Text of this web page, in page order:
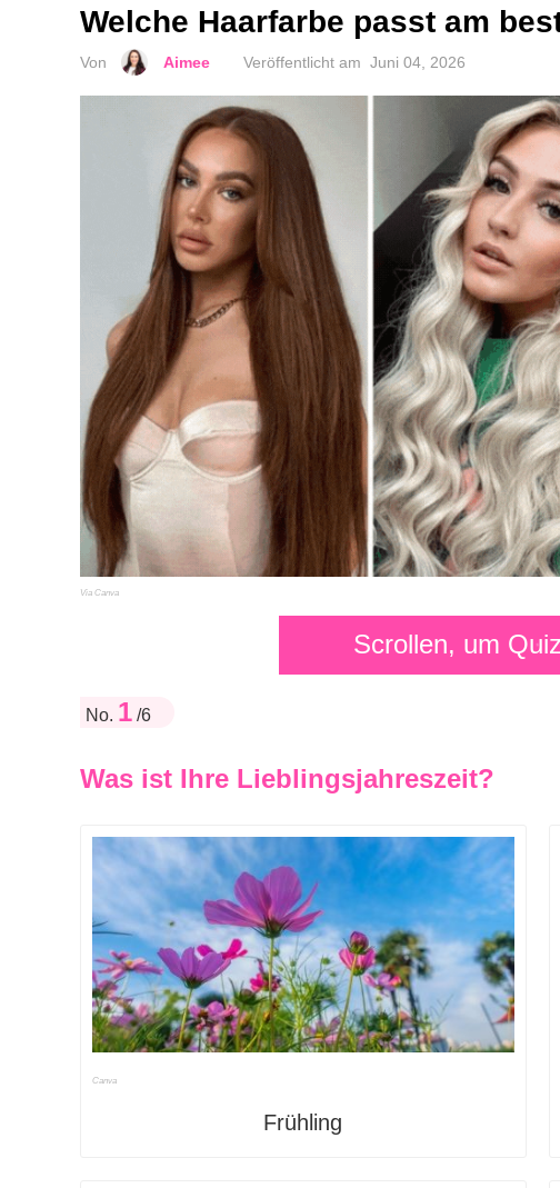
Welche Haarfarbe passt am
Von Aimee Veröffentlicht am Juni 04, 2026
Via Canva
Scrollen, um
No. 1 /6
Was ist Ihre Lieblingsjahreszeit?
Canva
Frühling